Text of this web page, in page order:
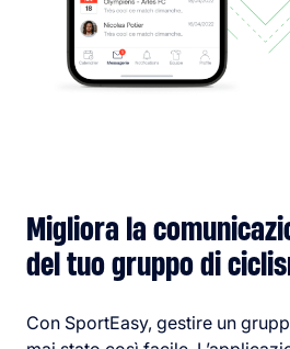
Migliora la
del tuo gruppo di
Con SportEasy, gestire un